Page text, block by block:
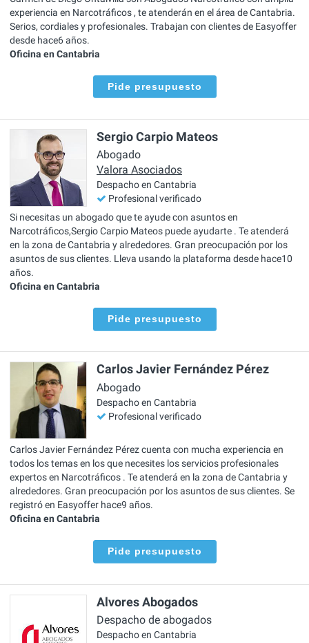
experiencia en Narcotráficos , te atenderán en el área de Cantabria.
Serios, cordiales y profesionales. Trabajan con clientes de Easyoffer
desde hace6 años.
Oficina en Cantabria
Pide presupuesto
Sergio Carpio Mateos
Abogado
Valora Asociados
Despacho en Cantabria
Profesional verificado
Si necesitas un abogado que te ayude con asuntos en
Narcotráficos,Sergio Carpio Mateos puede ayudarte . Te atenderá
en la zona de Cantabria y alrededores. Gran preocupación por los
asuntos de sus clientes. Lleva usando la plataforma desde hace10
años.
Oficina en Cantabria
Pide presupuesto
Carlos Javier Fernández Pérez
Abogado
Despacho en Cantabria
Profesional verificado
Carlos Javier Fernández Pérez cuenta con mucha experiencia en
todos los temas en los que necesites los servicios profesionales
expertos en Narcotráficos . Te atenderá en la zona de Cantabria y
alrededores. Gran preocupación por los asuntos de sus clientes. Se
registró en Easyoffer hace9 años.
Oficina en Cantabria
Pide presupuesto
Alvores Abogados
Despacho de abogados
Despacho en Cantabria